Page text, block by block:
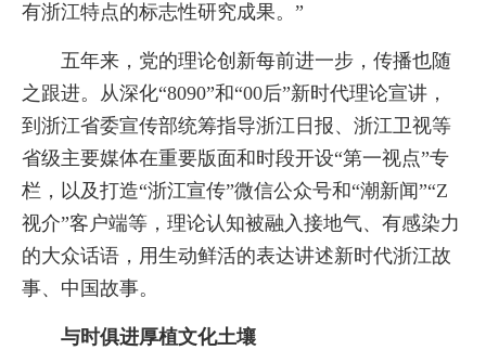
有浙江特点的标志性研究成果。”
五年来，党的理论创新每前进一步，传播也随
之跟进。从深化“8090”和“00后”新时代理论宣讲，
到浙江省委宣传部统筹指导浙江日报、浙江卫视等
省级主要媒体在重要版面和时段开设“第一视点”专
栏，以及打造“浙江宣传”微信公众号和“潮新闻”“Z
视介”客户端等，理论认知被融入接地气、有感染力
的大众话语，用生动鲜活的表达讲述新时代浙江故
事、中国故事。
与时俱进厚植文化土壤